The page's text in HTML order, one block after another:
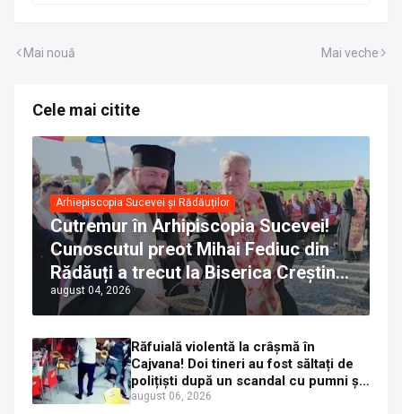
Mai nouă Mai veche
Cele mai citite
Arhiepiscopia Sucevei și Rădăuților
Cutremur în Arhipiscopia Sucevei!
Cunoscutul preot Mihai Fediuc din
Rădăuți a trecut la Biserica Creștină
Ortodoxă Valahă. ÎPS Calinic anunță
că îi pregătește judecata canonică
august 04, 2026
Răfuială violentă la crâșmă în
Cajvana! Doi tineri au fost săltați de
polițiști după un scandal cu pumni și
mașini distruse
august 06, 2026